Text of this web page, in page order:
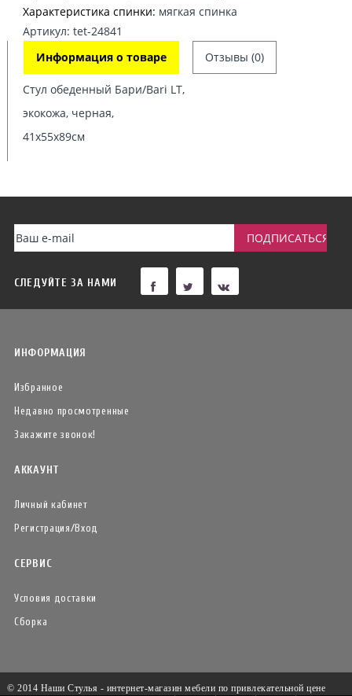
Характеристика спинки: мягкая спинка
Артикул: tet-24841
Информация о товаре
Отзывы (0)
Стул обеденный Бари/Bari LT,
экокожа, черная,
41х55х89см
СЛЕДУЙТЕ ЗА НАМИ
ИНФОРМАЦИЯ
Избранное
Недавно просмотренные
Закажите звонок!
АККАУНТ
Личный кабинет
Регистрация/Вход
СЕРВИС
Условия доставки
Сборка
© 2014 Наши Стулья - интернет-магазин мебели по привлекательной цене